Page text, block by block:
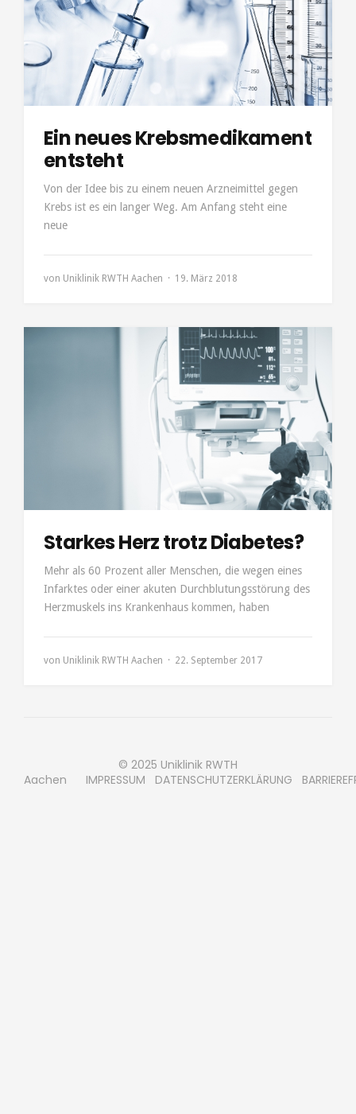
Ein neues Krebsmedikament
entsteht
Von der Idee bis zu einem neuen Arzneimittel gegen
Krebs ist es ein langer Weg. Am Anfang steht eine
neue
von Uniklinik RWTH Aachen 19. März 2018
Starkes Herz trotz Diabetes?
Mehr als 60 Prozent aller Menschen, die wegen eines
Infarktes oder einer akuten Durchblutungsstörung des
Herzmuskels ins Krankenhaus kommen, haben
von Uniklinik RWTH Aachen 22. September 2017
© 2025 Uniklinik RWTH
Aachen IMPRESSUM DATENSCHUTZERKLÄRUNG